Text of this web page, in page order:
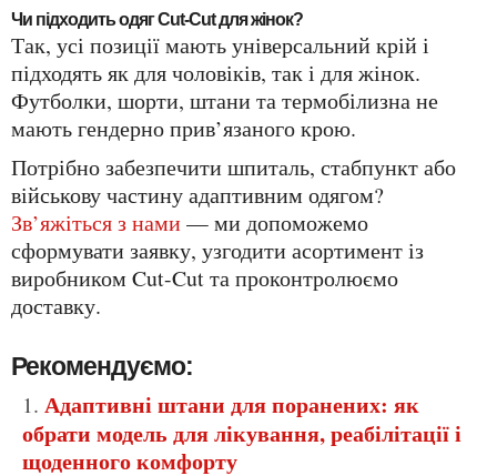
Чи підходить одяг Cut-Cut для жінок?
Так, усі позиції мають універсальний крій і
підходять як для чоловіків, так і для жінок.
Футболки, шорти, штани та термобілизна не
мають гендерно прив’язаного крою.
Потрібно забезпечити шпиталь, стабпункт або
військову частину адаптивним одягом?
Зв’яжіться з нами— ми допоможемо
сформувати заявку, узгодити асортимент із
виробником Cut-Cut та проконтролюємо
доставку.
Рекомендуємо:
Адаптивні штани для поранених: як
обрати модель для лікування, реабілітації і
щоденного комфорту